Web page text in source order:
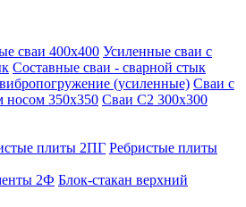
сваи 400х400 Усиленные сваи с
Составные сваи - сварной стык
(усиленные) Сваи с
носом 350х350 Сваи С2 300х300
плиты 2ПГ Ребристые плиты
2Ф Блок-стакан верхний